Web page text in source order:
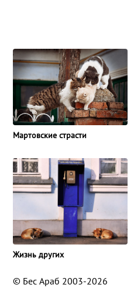
Мартовские страсти
Жизнь других
© Бес Араб 2003-2026